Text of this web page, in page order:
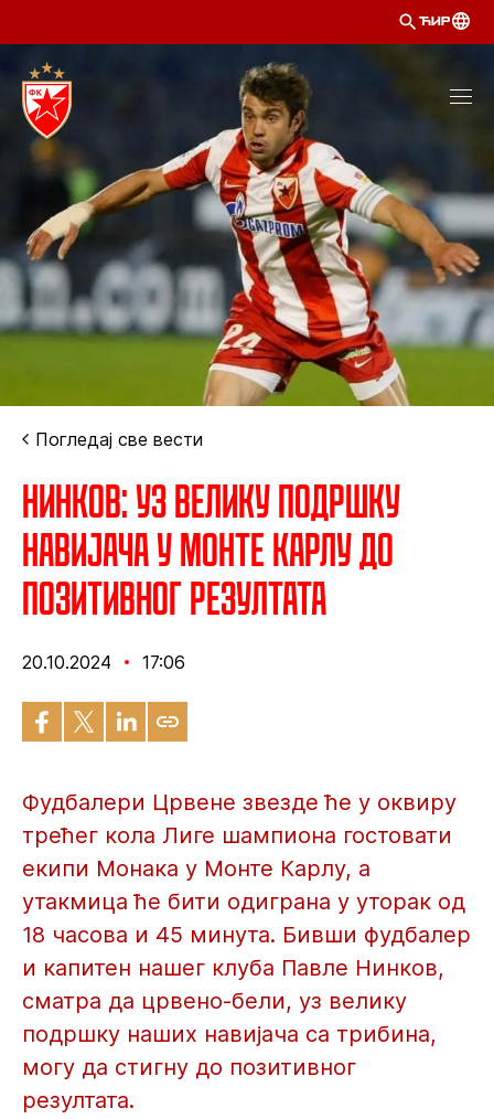
ЋИР
Погледај све вести
Нинков: Уз велику подршку
навијача у Монте Карлу до
позитивног резултата
20.10.2024 17:06
Фудбалери Црвене звезде ће у оквиру
трећег кола Лиге шампиона гостовати
екипи Монака у Монте Карлу, а
утакмица ће бити одиграна у уторак од
18 часова и 45 минута. Бивши фудбалер
и капитен нашег клуба Павле Нинков,
сматра да црвено-бели, уз велику
подршку наших навијача са трибина,
могу да стигну до позитивног
резултата.